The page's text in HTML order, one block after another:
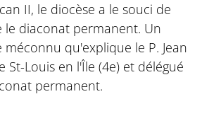
II, le diocèse a le souci de
diaconat permanent. Un
qu'explique le P. Jean
St-Louis en l'Île (4e) et délégué
permanent.